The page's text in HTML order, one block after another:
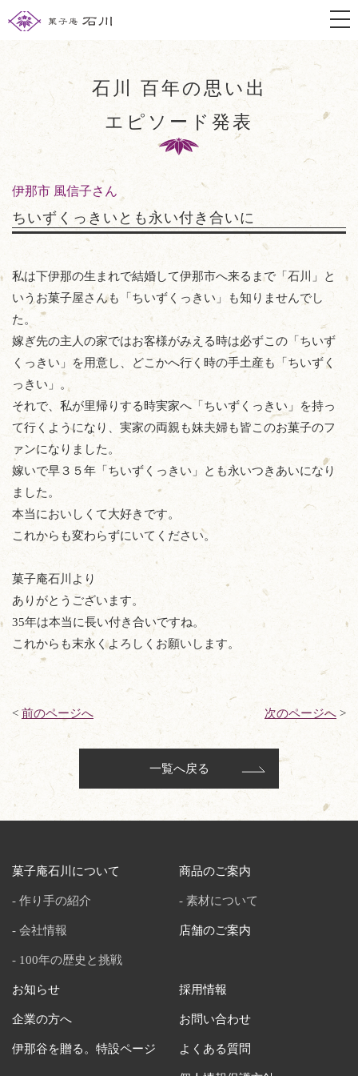
石川 百年の思い出
エピソード発表
伊那市 風信子さん
ちいずくっきいとも永い付き合いに
私は下伊那の生まれで結婚して伊那市へ来るまで「石川」と
いうお菓子屋さんも「ちいずくっきい」も知りませんでし
た。
嫁ぎ先の主人の家ではお客様がみえる時は必ずこの「ちいず
くっきい」を用意し、どこかへ行く時の手土産も「ちいずく
っきい」。
それで、私が里帰りする時実家へ「ちいずくっきい」を持っ
て行くようになり、実家の両親も妹夫婦も皆このお菓子のフ
ァンになりました。
嫁いで早３５年「ちいずくっきい」とも永いつきあいになり
ました。
本当においしくて大好きです。
これからも変わらずにいてください。
菓子庵石川より
ありがとうございます。
35年は本当に長い付き合いですね。
これからも末永くよろしくお願いします。
< 前のページへ 次のページへ >
一覧へ戻る
菓子庵石川について
作り手の紹介
会社情報
100年の歴史と挑戦
商品のご案内
素材について
店舗のご案内
お知らせ
企業の方へ
伊那谷を贈る。特設ページ
採用情報
お問い合わせ
よくある質問